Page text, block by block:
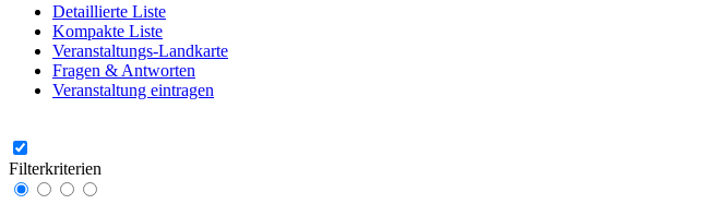
Detaillierte Liste
Kompakte Liste
Veranstaltungs-Landkarte
Fragen & Antworten
Veranstaltung eintragen
Filterkriterien